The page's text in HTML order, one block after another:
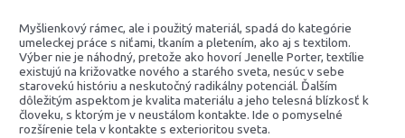
Myšlienkový rámec, ale i použitý materiál, spadá do kategórie
umeleckej práce s niťami, tkaním a pletením, ako aj s textilom.
Výber nie je náhodný, pretože ako hovorí Jenelle Porter, textílie
existujú na križovatke nového a starého sveta, nesúc v sebe
starovekú históriu a neskutočný radikálny potenciál. Ďalším
dôležitým aspektom je kvalita materiálu a jeho telesná blízkosť k
človeku, s ktorým je v neustálom kontakte. Ide o pomyselné
rozšírenie tela v kontakte s exterioritou sveta.